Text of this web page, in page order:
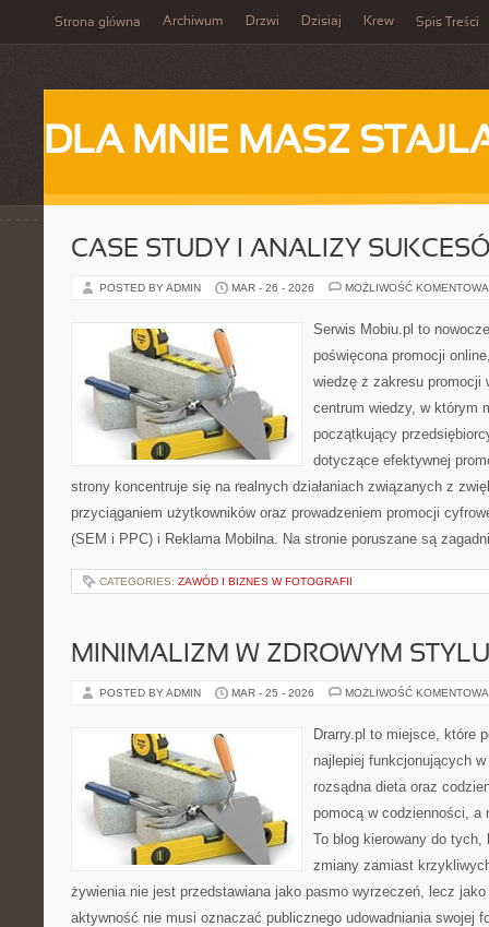
Strona główna Archiwum Drzwi Dzisiaj Krew Spis Treści
DLA MNIE MASZ
CASE STUDY I ANALIZY
POSTED BY ADMIN MAR - 26 - 2026 MOŻLIWOŚĆ
Serwis Mobiu.pl to
poświęcona promocji
wiedzę z zakresu promocji
centrum wiedzy, w którym
początkujący
dotyczące efektywnej
strony koncentruje się na realnych działaniach związanych z
przyciąganiem użytkowników oraz prowadzeniem promocji
(SEM i PPC) i Reklama Mobilna. Na stronie poruszane są
CATEGORIES: ZAWÓD I BIZNES W FOTOGRAFII
MINIMALIZM W ZDROWYM
POSTED BY ADMIN MAR - 25 - 2026 MOŻLIWOŚĆ
Drarry.pl to miejsce, które
najlepiej funkcjonujących
rozsądna dieta oraz
pomocą w codzienności, a
To blog kierowany do tych,
zmiany zamiast
żywienia nie jest przedstawiana jako pasmo wyrzeczeń, lecz
aktywność nie musi oznaczać publicznego udowadniania swojej